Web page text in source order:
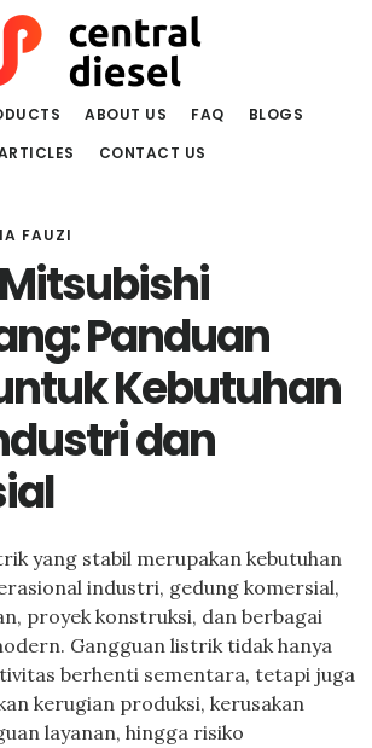
ABOUT US FAQ
BLOGS
CONTACT US
FAUZI
Panduan
Kebutuhan
dan
yang stabil merupakan kebutuhan
industri, gedung komersial,
proyek konstruksi, dan berbagai
Gangguan listrik tidak hanya
berhenti sementara, tetapi juga
kerugian produksi, kerusakan
layanan, hingga risiko